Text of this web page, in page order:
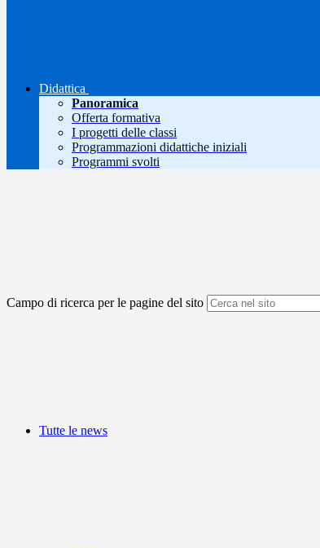
Didattica
Panoramica
Offerta formativa
I progetti delle classi
Programmazioni didattiche iniziali
Programmi svolti
Campo di ricerca per le pagine del sito
Tutte le news